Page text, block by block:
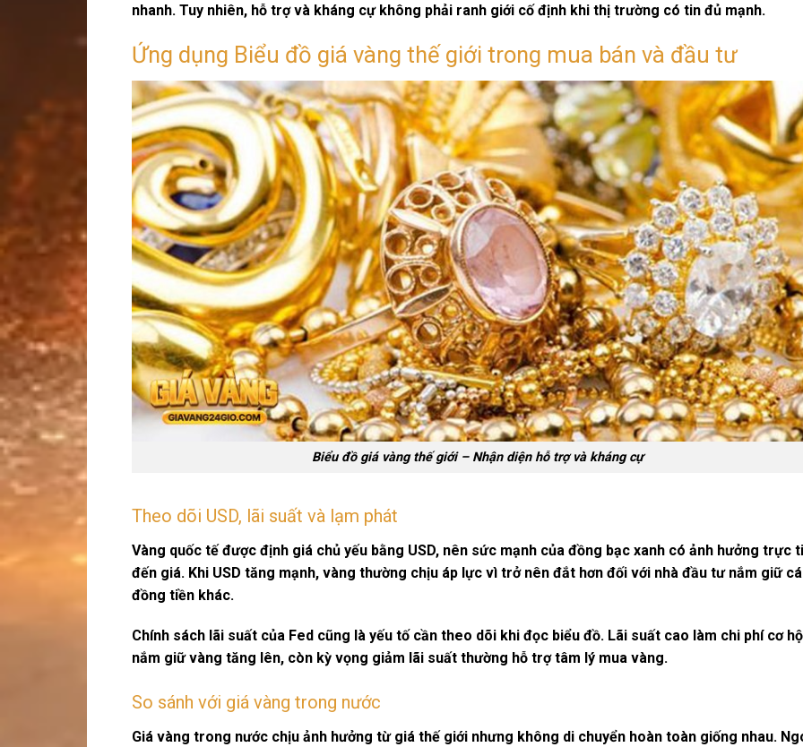
nhanh. Tuy nhiên, hỗ trợ và kháng cự không phải ranh giới cố định khi thị trường có tin đủ mạnh.
Ứng dụng Biểu đồ giá vàng thế giới trong mua bán và đầu tư
Biểu đồ giá vàng thế giới – Nhận diện hỗ trợ và kháng cự
Theo dõi USD, lãi suất và lạm phát
Vàng quốc tế được định giá chủ yếu bằng USD, nên sức mạnh của đồng bạc xanh có ảnh hưởng trực
đến giá. Khi USD tăng mạnh, vàng thường chịu áp lực vì trở nên đắt hơn đối với nhà đầu tư nắm giữ
đồng tiền khác.
Chính sách lãi suất của Fed cũng là yếu tố cần theo dõi khi đọc biểu đồ. Lãi suất cao làm chi phí cơ
nắm giữ vàng tăng lên, còn kỳ vọng giảm lãi suất thường hỗ trợ tâm lý mua vàng.
So sánh với giá vàng trong nước
Giá vàng trong nước chịu ảnh hưởng từ giá thế giới nhưng không di chuyển hoàn toàn giống nhau.